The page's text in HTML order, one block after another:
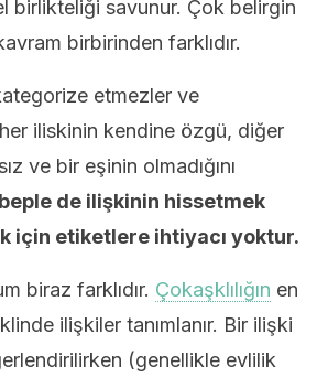
birlikteliği savunur. Çok belirgin
birbirinden farklıdır.
etmezler ve
her iliskinin kendine özgü, diğer
ve bir eşinin olmadığını
de ilişkinin hissetmek
için etiketlere ihtiyacı yoktur.
biraz farklıdır. Çokaşklılığın en
ilişkiler tanımlanır. Bir ilişki
(genellikle evlilik